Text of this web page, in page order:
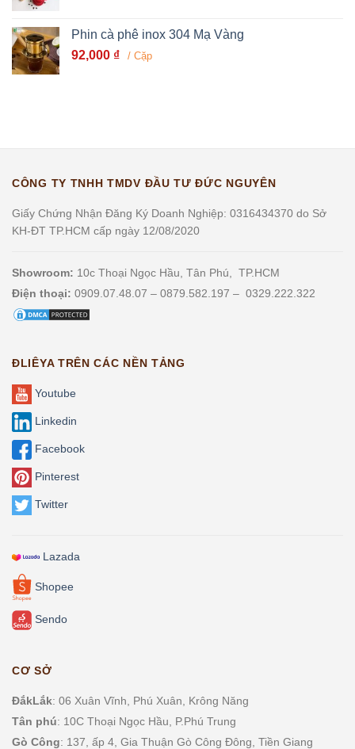
Phin cà phê inox 304 Mạ Vàng
92,000 ₫ / Cặp
CÔNG TY TNHH TMDV ĐẦU TƯ ĐỨC NGUYÊN
Giấy Chứng Nhận Đăng Ký Doanh Nghiệp: 0316434370 do Sở
KH-ĐT TP.HCM cấp ngày 12/08/2020
Showroom: 10c Thoại Ngọc Hầu, Tân Phú, TP.HCM
Điện thoại: 0909.07.48.07 – 0879.582.197 – 0329.222.322
ĐLIÊYA TRÊN CÁC NỀN TẢNG
Youtube
Linkedin
Facebook
Pinterest
Twitter
Lazada
Shopee
Sendo
CƠ SỞ
ĐắkLắk: 06 Xuân Vĩnh, Phú Xuân, Krông Năng
Tân phú: 10C Thoại Ngọc Hầu, P.Phú Trung
Gò Công: 137, ấp 4, Gia Thuận Gò Công Đông, Tiền Giang